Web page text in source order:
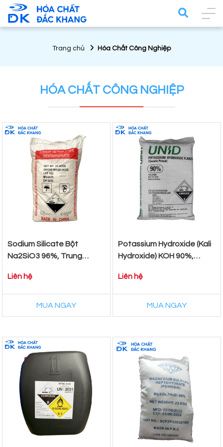
Trang chủ Hóa Chất Công Nghiệp
HÓA CHẤT CÔNG NGHIỆP
Sodium Silicate Bột
Na2SiO3 96%, Trung
Liên hệ
MUA NGAY
Potassium Hydroxide (Kali
Hydroxide) KOH 90%,
Liên hệ
MUA NGAY